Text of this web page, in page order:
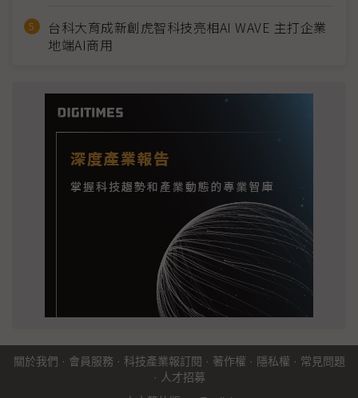
台科大育成新創虎智科技亮相AI WAVE 主打企業
地端AI商用
關於我們 · 會員服務 · 科技產業報訂閱 · 著作權 · 隱私權 · 常見問題
· 人才招募